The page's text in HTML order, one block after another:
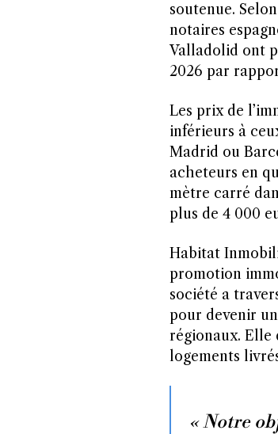
soutenue.
notaires
Valladolid ont
2026 par
Les prix de
inférieurs à
Madrid ou
acheteurs en
mètre carré
plus de 4 000
Habitat
promotion
société a
pour devenir
régionaux. Elle
logements
« Notre